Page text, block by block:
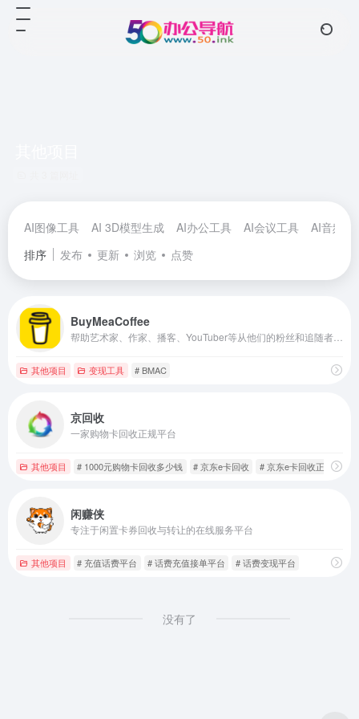
AI图像工具 AI 3D模型生成 AI办公工具 AI会议工具
AI音频工
排序
发布 更新 浏览 点赞
BuyMeaCoffee
其他项目 变现工具 # BMAC
京回收
一家购物卡回收正规平台
其他项目 # 1000元购物卡回收多少钱 # 京东e卡回收 # 京东e卡回收正规平台
闲赚侠
专注于闲置卡券回收与转让的在线服务平台
其他项目 # 充值话费平台 # 话费充值接单平台 # 话费变现平台
没有了